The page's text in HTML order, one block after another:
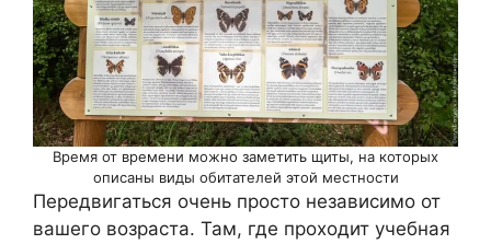
Время от времени можно заметить щиты, на которых
описаны виды обитателей этой местности
Передвигаться очень просто независимо от
вашего возраста. Там, где проходит учебная